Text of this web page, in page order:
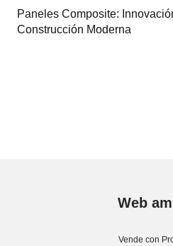
Paneles Composite:
Construcción Moderna
Web
Vende con